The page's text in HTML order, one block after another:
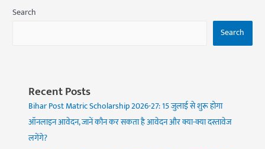
Search
Search
Recent Posts
Bihar Post Matric Scholarship 2026-27: 15 जुलाई से शुरू होगा
ऑनलाइन आवेदन, जानें कौन कर सकता है आवेदन और क्या-क्या दस्तावेज
लगेंगे?